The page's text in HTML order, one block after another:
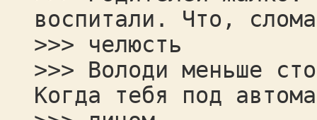
воспитали. Что,
>>> челюсть
>>> Володи меньше
Когда тебя под